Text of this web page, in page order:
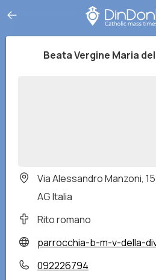
Beata Vergine Maria
Via Alessandro Manzoni,
AG Italia
Rito romano
parrocchia-b-m-v-della-divina-
092226794